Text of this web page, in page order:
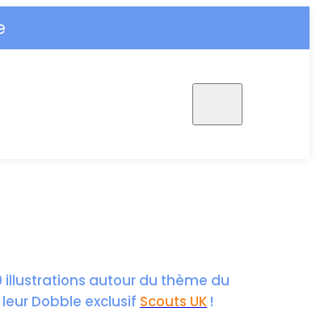
autour du thème du
Dobble exclusif Scouts UK !